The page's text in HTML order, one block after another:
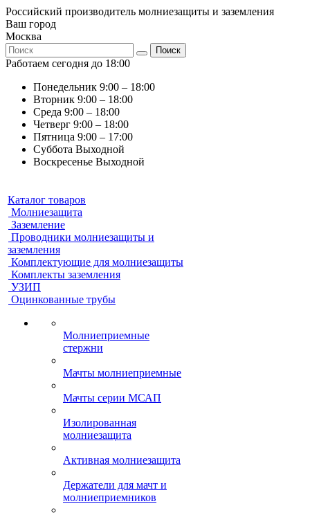
Российский производитель молниезащиты и заземления
Ваш город
Москва
Поиск
Работаем сегодня до 18:00
Понедельник 9:00 – 18:00
Вторник 9:00 – 18:00
Среда 9:00 – 18:00
Четверг 9:00 – 18:00
Пятница 9:00 – 17:00
Суббота Выходной
Воскресенье Выходной
Каталог товаров
Молниезащита
Заземление
Проводники молниезащиты и
заземления
Комплектующие для молниезащиты
Комплекты заземления
УЗИП
Оцинкованные трубы
Молниеприемные
стержни
Мачты молниеприемные
Мачты серии МСАП
Изолированная
молниезащита
Активная молниезащита
Держатели для мачт и
молниеприемников